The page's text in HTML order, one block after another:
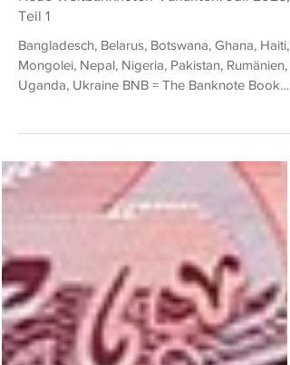
Neue Weltbanknoten-Varianten: Juli 2026,
Teil 1
Bangladesch, Belarus, Botswana, Ghana, Haiti,
Mongolei, Nepal, Nigeria, Pakistan, Rumänien,
(von Owen W. Linzmayer) SCWPM = Standard
Bangladesch 10 Taka, neue Auflage BNB
B366b: wie BNB B366a (SCWPM nicht gelistet),
aber mit neuer Unterschrift (Rahman). Belarus
200 Rubles von 2026 BNB B149a: wie BNB
B142 (SCWPM 42), aber mit neuer Unterschrift
(Golowtschenko), taktilen Linien am rechten
lin